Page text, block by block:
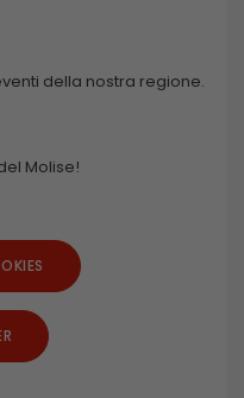
della nostra regione.
Molise!